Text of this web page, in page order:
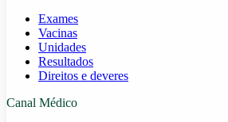
Exames
Vacinas
Unidades
Resultados
Direitos e deveres
Canal Médico